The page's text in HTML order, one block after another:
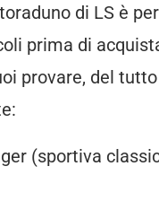
di LS è
prima di
provare, del tutto
(sportiva